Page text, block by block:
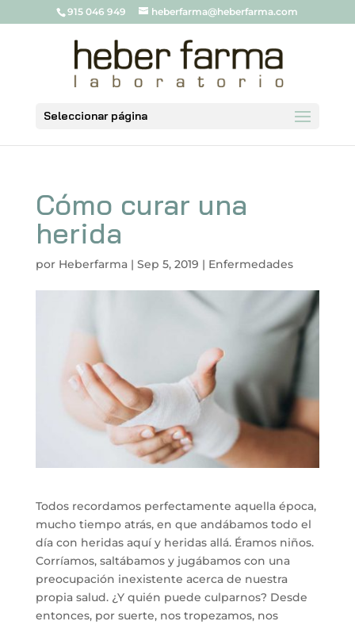
915 046 949 heberfarma@heberfarma.com
Seleccionar página
Cómo curar una
herida
por Heberfarma| Sep 5, 2019 | Enfermedades
Todos recordamos perfectamente aquella época,
mucho tiempo atrás, en que andábamos todo el
día con heridas aquí y heridas allá. Éramos niños.
Corríamos, saltábamos y jugábamos con una
preocupación inexistente acerca de nuestra
propia salud. ¿Y quién puede culparnos? Desde
entonces, por suerte, nos tropezamos, nos